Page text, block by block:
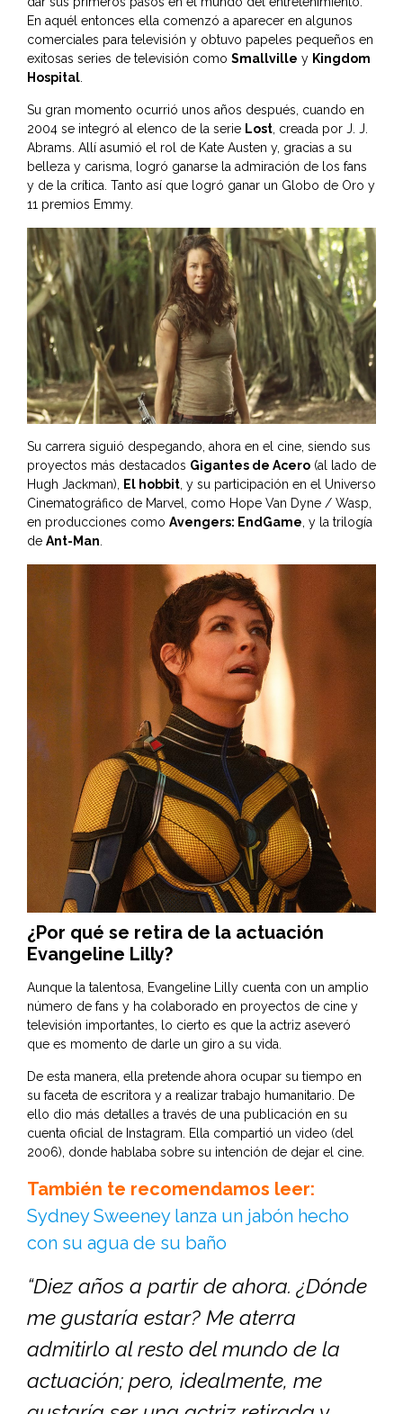
En aquél entonces ella comenzó a aparecer en algunos
comerciales para televisión y obtuvo papeles pequeños en
exitosas series de televisión como Smallville y Kingdom
Hospital.
Su gran momento ocurrió unos años después, cuando en
2004 se integró al elenco de la serie Lost, creada por J. J.
Abrams. Allí asumió el rol de Kate Austen y, gracias a su
belleza y carisma, logró ganarse la admiración de los fans
y de la crítica. Tanto así que logró ganar un Globo de Oro y
11 premios Emmy.
Su carrera siguió despegando, ahora en el cine, siendo sus
proyectos más destacados Gigantes de Acero (al lado de
Hugh Jackman), El hobbit, y su participación en el Universo
Cinematográfico de Marvel, como Hope Van Dyne / Wasp,
en producciones como Avengers: EndGame, y la trilogía
de Ant-Man.
¿Por qué se retira de la actuación
Evangeline Lilly?
Aunque la talentosa, Evangeline Lilly cuenta con un amplio
número de fans y ha colaborado en proyectos de cine y
televisión importantes, lo cierto es que la actriz aseveró
que es momento de darle un giro a su vida.
De esta manera, ella pretende ahora ocupar su tiempo en
su faceta de escritora y a realizar trabajo humanitario. De
ello dio más detalles a través de una publicación en su
cuenta oficial de Instagram. Ella compartió un video (del
2006), donde hablaba sobre su intención de dejar el cine.
También te recomendamos leer:
Sydney Sweeney lanza un jabón hecho
con su agua de su baño
“Diez años a partir de ahora. ¿Dónde
me gustaría estar? Me aterra
admitirlo al resto del mundo de la
actuación; pero, idealmente, me